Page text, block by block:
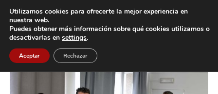
Inicio Etiquetas Rías Baixas
Etiqueta: Rías Baixas
Utilizamos cookies para ofrecerte la mejor experiencia en
nuestra web.
Puedes obtener más información sobre qué cookies utilizamos o
desactivarlas en settings.
Aceptar Rechazar